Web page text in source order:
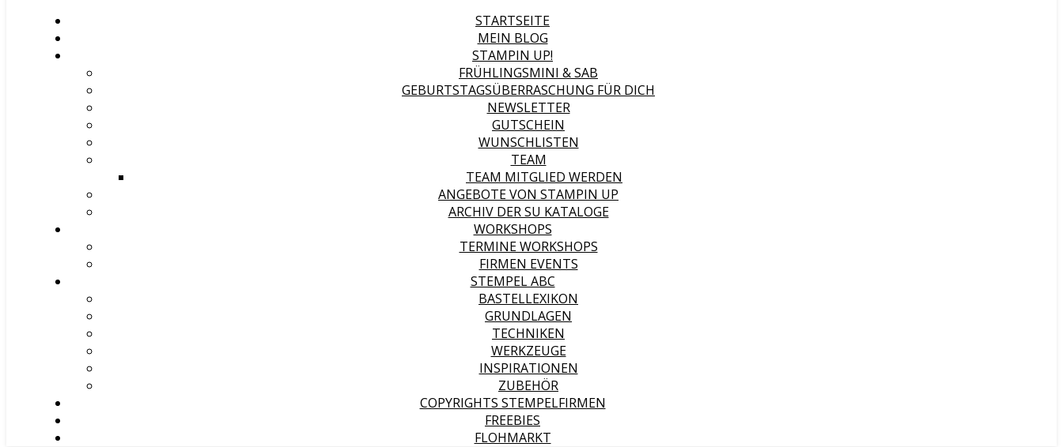
STARTSEITE
MEIN BLOG
STAMPIN UP!
FRÜHLINGSMINI & SAB
GEBURTSTAGSÜBERRASCHUNG FÜR DICH
NEWSLETTER
GUTSCHEIN
WUNSCHLISTEN
TEAM
TEAM MITGLIED WERDEN
ANGEBOTE VON STAMPIN UP
ARCHIV DER SU KATALOGE
WORKSHOPS
TERMINE WORKSHOPS
FIRMEN EVENTS
STEMPEL ABC
BASTELLEXIKON
GRUNDLAGEN
TECHNIKEN
WERKZEUGE
INSPIRATIONEN
ZUBEHÖR
COPYRIGHTS STEMPELFIRMEN
FREEBIES
FLOHMARKT